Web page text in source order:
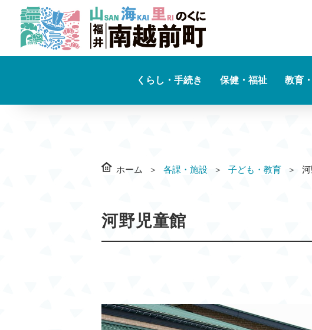
くらし・手続き 保健・福祉 教育
ホーム 各課・施設 子ども・教育
河野児童館